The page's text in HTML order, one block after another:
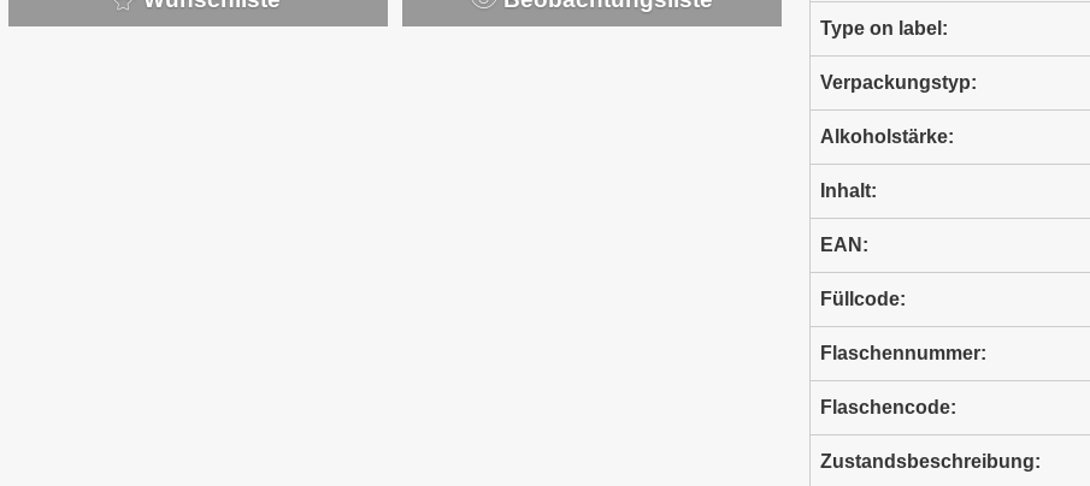
Type on label:
Verpackungstyp:
Alkoholstärke:
Inhalt:
EAN:
Füllcode:
Flaschennummer:
Flaschencode:
Zustandsbeschreibung: